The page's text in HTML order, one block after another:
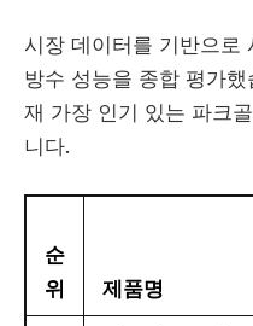
시장 데이터를 기반으로
방수 성능을 종합 평가
재 가장 인기 있는 파크
니다.
순
위
제품명